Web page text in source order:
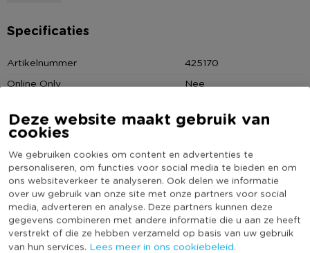
Deze website maakt gebruik van
cookies
We gebruiken cookies om content en advertenties te
personaliseren, om functies voor social media te bieden en om
ons websiteverkeer te analyseren. Ook delen we informatie
over uw gebruik van onze site met onze partners voor social
media, adverteren en analyse. Deze partners kunnen deze
gegevens combineren met andere informatie die u aan ze heeft
verstrekt of die ze hebben verzameld op basis van uw gebruik
van hun services. Lees meer in ons cookiebeleid.
* Tweekleurige kaars
* Ivoor en goud
* +/- 30 branduren
Specificaties
Artikelnummer
425170
Online Only
Nee
Producthoogte (cm)
8
Minimale bestelhoeveelheid
3
Duurzaamheidsscore
(Nog) geen score
bekend